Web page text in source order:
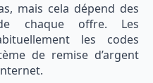
mais cela dépend des
chaque offre. Les
les codes
de remise d’argent